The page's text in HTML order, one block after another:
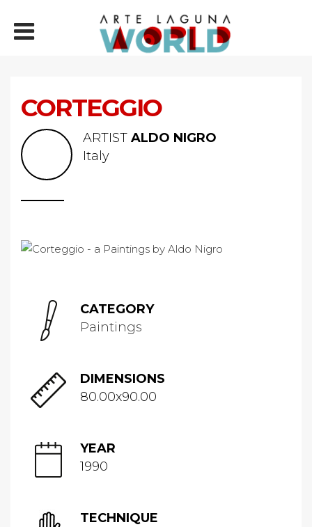
CORTEGGIO
ARTIST ALDO NIGRO
Italy
CATEGORY
Paintings
DIMENSIONS
80.00x90.00
YEAR
1990
TECHNIQUE